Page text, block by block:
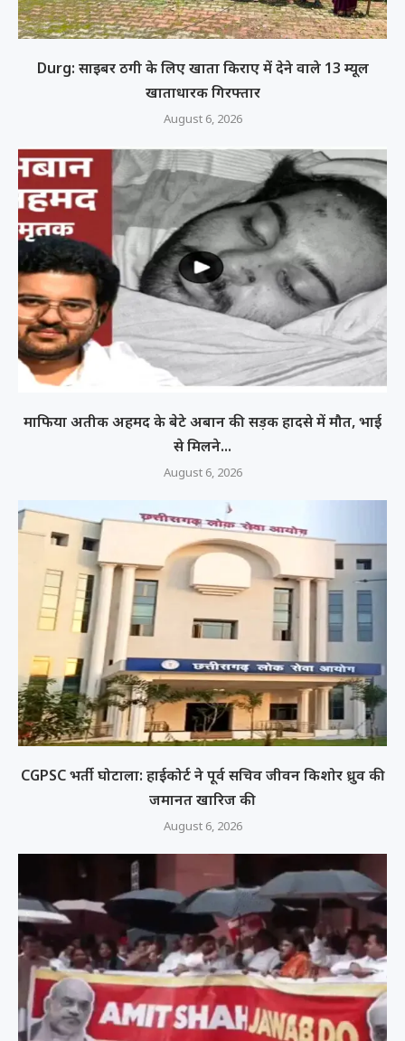
Durg: साइबर ठगी के लिए खाता किराए में देने वाले 13 म्यूल
खाताधारक गिरफ्तार
August 6, 2026
माफिया अतीक अहमद के बेटे अबान की सड़क हादसे में मौत, भाई
से मिलने...
August 6, 2026
CGPSC भर्ती घोटाला: हाईकोर्ट ने पूर्व सचिव जीवन किशोर ध्रुव की
जमानत खारिज की
August 6, 2026